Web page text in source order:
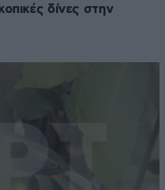
δίνες στην